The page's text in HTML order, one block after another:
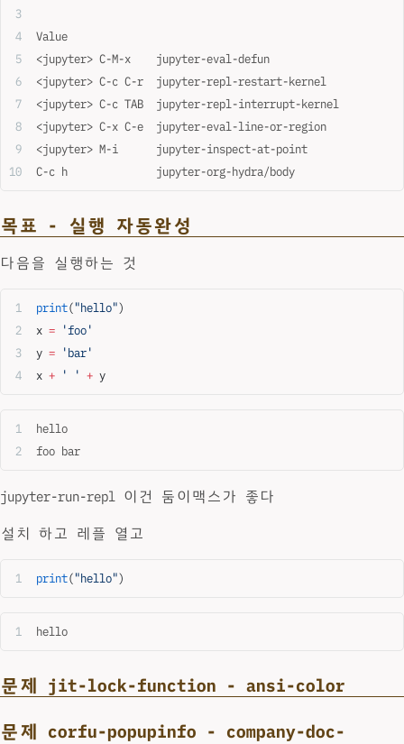
Value
<jupyter> C-M-x    jupyter-eval-defun
<jupyter> C-c C-r  jupyter-repl-restart-kernel
<jupyter> C-c TAB  jupyter-repl-interrupt-kernel
<jupyter> C-x C-e  jupyter-eval-line-or-region
<jupyter> M-i      jupyter-inspect-at-point
C-c h              jupyter-org-hydra/body
목표 - 실행 자동완성
다음을 실행하는 것
print("hello")
x = 'foo'
y = 'bar'
x + ' ' + y
hello
foo bar
jupyter-run-repl 이건 둠이맥스가 좋다
설치 하고 레플 열고
print("hello")
hello
문제 jit-lock-function - ansi-color
문제 corfu-popupinfo - company-doc-